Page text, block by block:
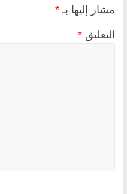
مشار إليها بـ *
التعليق *